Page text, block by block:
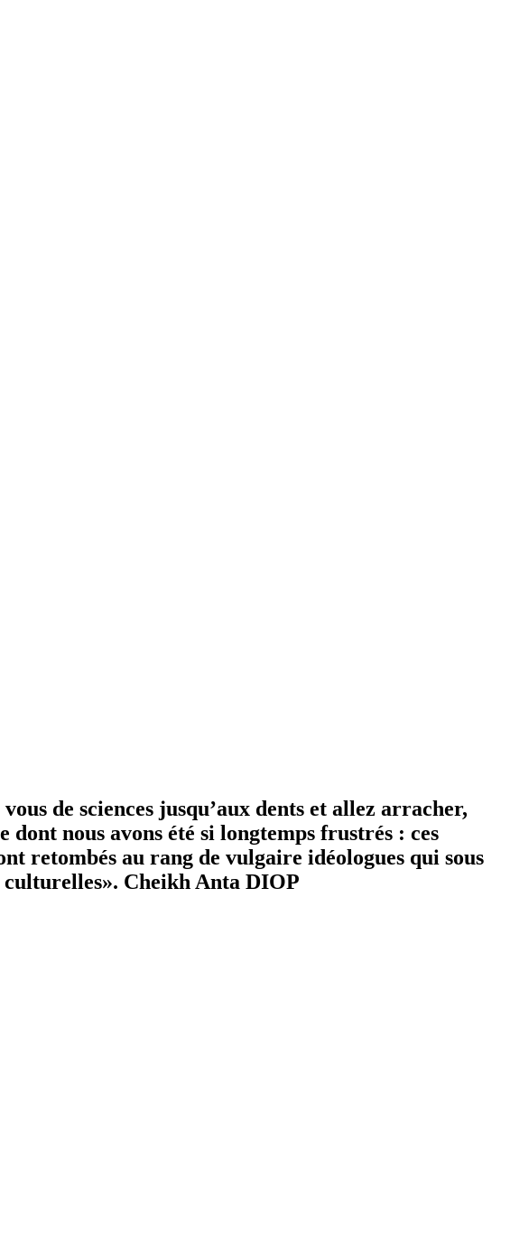
de sciences jusqu’aux dents et allez arracher,
nous avons été si longtemps frustrés : ces
retombés au rang de vulgaire idéologues qui sous
culturelles». Cheikh Anta DIOP